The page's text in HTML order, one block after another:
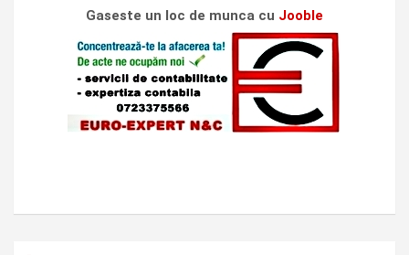
Gaseste un loc de munca cu Jooble